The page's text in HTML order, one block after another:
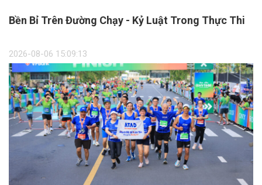
Bền Bỉ Trên Đường Chạy - Kỷ Luật Trong Thực Thi
2026-08-06 15:09:13